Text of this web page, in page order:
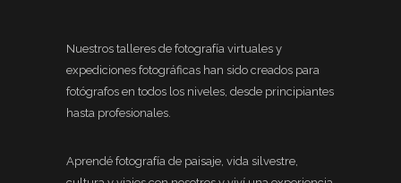
Nuestros talleres de fotografía virtuales y
expediciones fotográficas han sido creados para
fotógrafos en todos los niveles, desde principiantes
hasta profesionales.
Aprendé fotografía de paisaje, vida silvestre,